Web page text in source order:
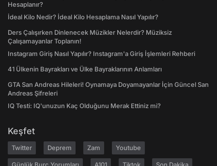
Hesaplanır?
İdeal Kilo Nedir? İdeal Kilo Hesaplama Nasıl Yapılır?
Ders Çalışırken Dinlenecek Müzikler Nelerdir? Müziksiz
Çalışamayanlar Toplanın!
Instagram Giriş Nasıl Yapılır? Instagram'a Giriş İşlemleri Rehberi
41 Ülkenin Bayrakları ve Ülke Bayraklarının Anlamları
GTA San Andreas Hileleri! Oynamaya Doyamayanlar İçin Güncel San
Andreas Şifreleri
IQ Testi: IQ'unuzun Kaç Olduğunu Merak Ettiniz mi?
Keşfet
Twitter Deprem Zam Youtube